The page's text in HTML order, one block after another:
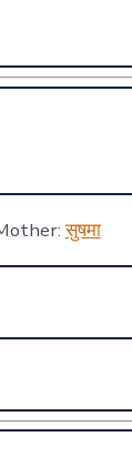
सुषमा